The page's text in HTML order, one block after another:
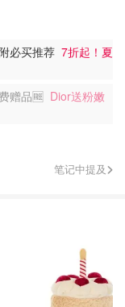
必买推荐 7折起！夏
赠品🆓 Dior送粉嫩
笔记中提及